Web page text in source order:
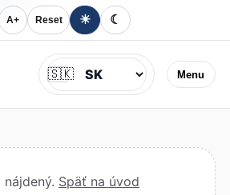
A+ Reset ☀ ☾
Menu
Jazyk
🇸🇰
Späť na úvod